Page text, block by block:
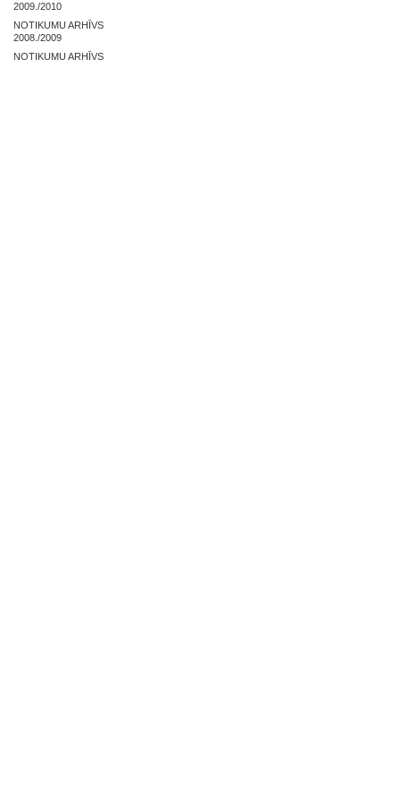
2009./2010
NOTIKUMU ARHĪVS
2008./2009
NOTIKUMU ARHĪVS